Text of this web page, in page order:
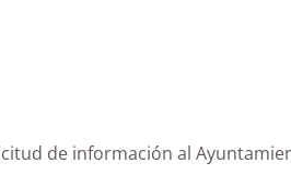
de información al